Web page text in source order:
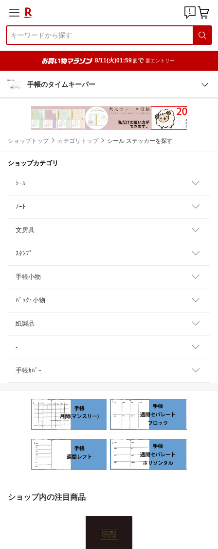
8/11(火)01:59まで 要エントリー
手帳のタイムキーパー
ショップトップ カテゴリトップ シール ステッカーを探す
ショップカテゴリ
ｼｰﾙ
ﾉｰﾄ
文房具
ｽﾀﾝﾌﾟ
手帳小物
ﾊﾞｯｸ･小物
紙製品
-
手帳ｶﾊﾞｰ
ショップ内の注目商品